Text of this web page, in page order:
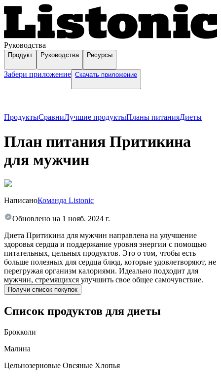
Руководства
Продукт Руководства Ресурсы
Забери приложение Скачать приложение
ПродуктыСравниЛучшие продуктыПланы питанияДиеты
План питания Притикина
для мужчин
НаписаноКоманда Listonic
Обновлено на 1 нояб. 2024 г.
Диета Притикина для мужчин направлена на улучшение
здоровья сердца и поддержание уровня энергии с помощью
питательных, цельных продуктов. Это о том, чтобы есть
больше полезных для сердца блюд, которые удовлетворяют, не
перегружая организм калориями. Идеально подходит для
мужчин, стремящихся улучшить свое общее самочувствие.
Получи список покупок
Список продуктов для диеты
Брокколи
Малина
Цельнозерновые Овсяные Хлопья